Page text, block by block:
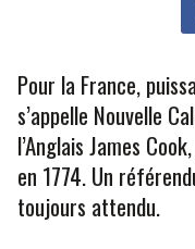
Pour la France,
s’appelle Nouvelle
l’Anglais James
en 1774. Un
toujours attendu.